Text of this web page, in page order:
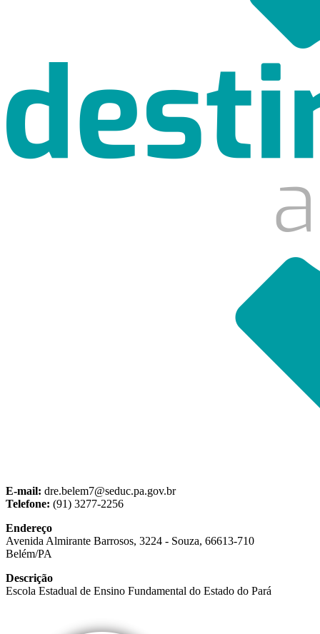
E-mail: dre.belem7@seduc.pa.gov.br
Telefone: (91) 3277-2256
Endereço
Avenida Almirante Barrosos, 3224 - Souza, 66613-710
Belém/PA
Descrição
Escola Estadual de Ensino Fundamental do Estado do Pará